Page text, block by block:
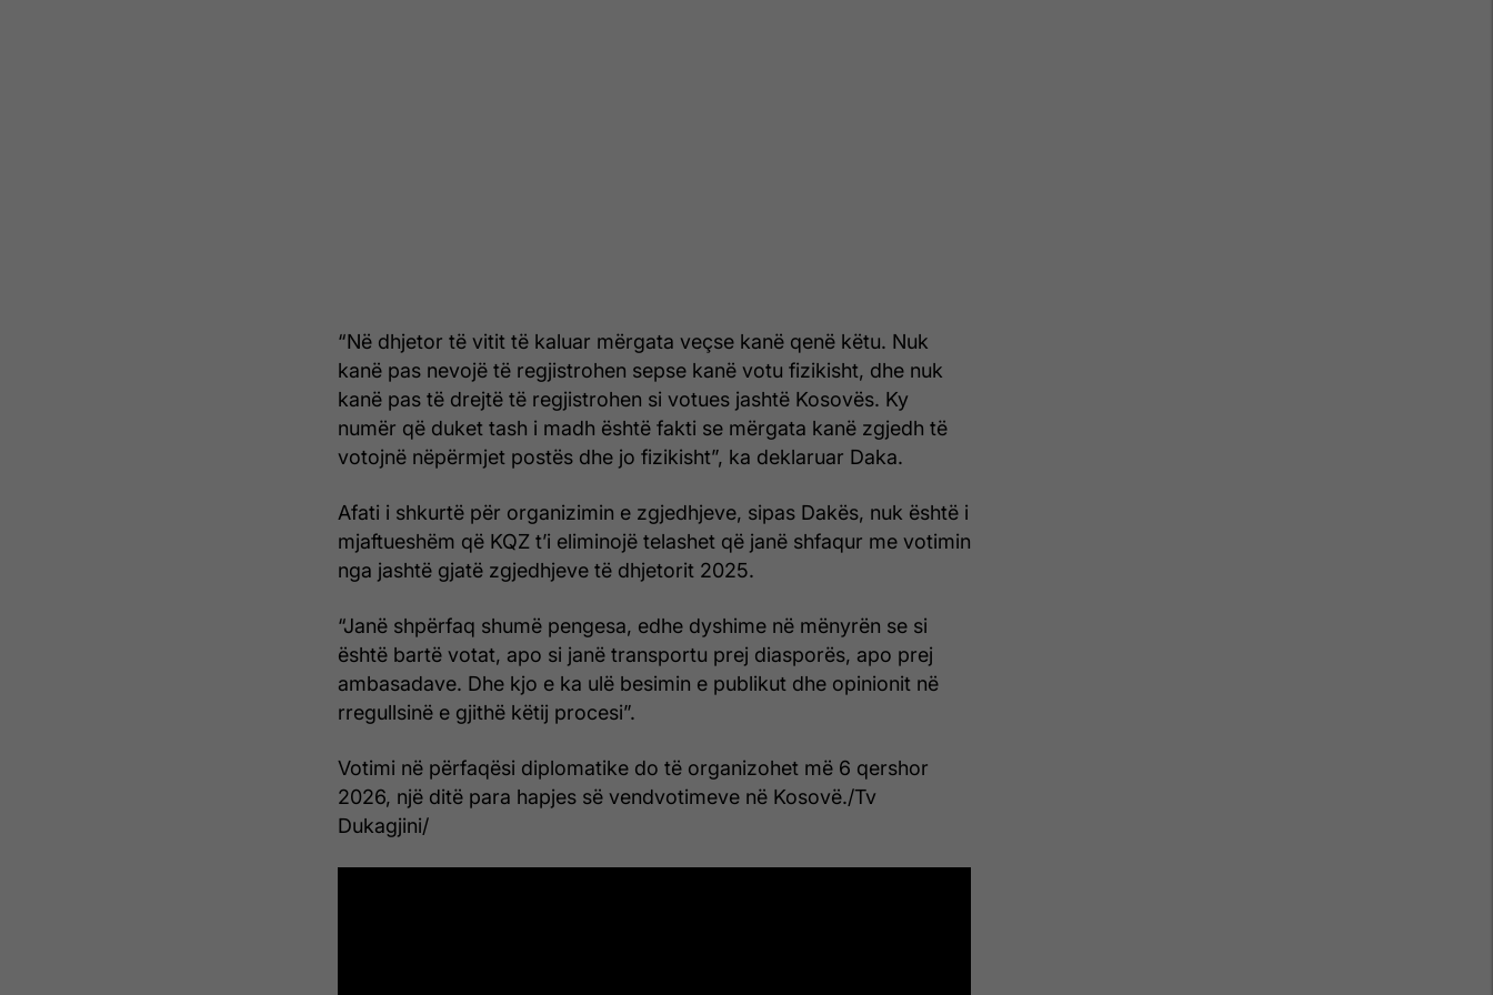
“Në dhjetor të vitit të kaluar mërgata veçse kanë qenë këtu. Nuk
kanë pas nevojë të regjistrohen sepse kanë votu fizikisht, dhe nuk
kanë pas të drejtë të regjistrohen si votues jashtë Kosovës. Ky
numër që duket tash i madh është fakti se mërgata kanë zgjedh të
votojnë nëpërmjet postës dhe jo fizikisht”, ka deklaruar Daka.
Afati i shkurtë për organizimin e zgjedhjeve, sipas Dakës, nuk është i
mjaftueshëm që KQZ t’i eliminojë telashet që janë shfaqur me votimin
nga jashtë gjatë zgjedhjeve të dhjetorit 2025.
“Janë shpërfaq shumë pengesa, edhe dyshime në mënyrën se si
është bartë votat, apo si janë transportu prej diasporës, apo prej
ambasadave. Dhe kjo e ka ulë besimin e publikut dhe opinionit në
rregullsinë e gjithë këtij procesi”.
Votimi në përfaqësi diplomatike do të organizohet më 6 qershor
2026, një ditë para hapjes së vendvotimeve në Kosovë./Tv
Dukagjini/